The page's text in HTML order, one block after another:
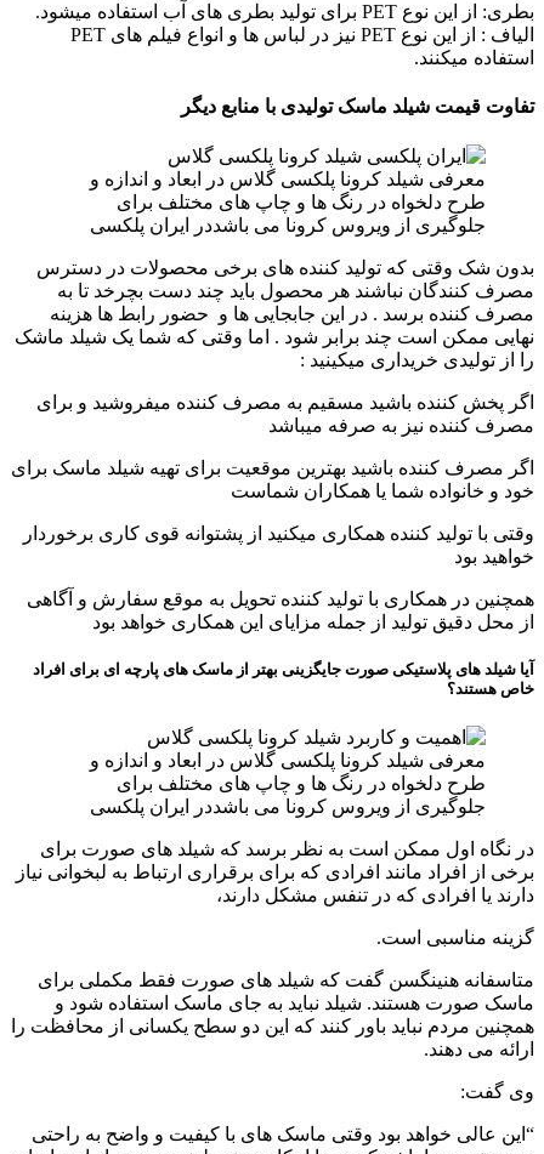
بطری: از این نوع PET برای تولید بطری های آب استفاده میشود.
الیاف : از این نوع PET نیز در لباس ها و انواع فیلم های PET
استفاده میکنند.
تفاوت قیمت شیلد ماسک تولیدی با منابع دیگر
معرفی شیلد کرونا پلکسی گلاس در ابعاد و اندازه و
طرح دلخواه در رنگ ها و چاپ های مختلف برای
جلوگیری از ویروس کرونا می باشددر ایران پلکسی
بدون شک وقتی که تولید کننده های برخی محصولات در دسترس
مصرف کنندگان نباشند هر محصول باید چند دست بچرخد تا به
مصرف کننده برسد . در این جابجایی ها و حضور رابط ها هزینه
نهایی ممکن است چند برابر شود . اما وقتی که شما یک شیلد ماشک
را از تولیدی خریداری میکینید :
اگر پخش کننده باشید مسقیم به مصرف کننده میفروشید و برای
مصرف کننده نیز به صرفه میباشد
اگر مصرف کننده باشید بهترین موقعیت برای تهیه شیلد ماسک برای
خود و خانواده شما یا همکاران شماست
وقتی با تولید کننده همکاری میکنید از پشتوانه قوی کاری برخوردار
خواهید بود
همچنین در همکاری با تولید کننده تحویل به موقع سفارش و آگاهی
از محل دقیق تولید از جمله مزایای این همکاری خواهد بود
آیا شیلد های پلاستیکی صورت جایگزینی بهتر از ماسک های پارچه ای برای افراد
خاص هستند؟
معرفی شیلد کرونا پلکسی گلاس در ابعاد و اندازه و
طرح دلخواه در رنگ ها و چاپ های مختلف برای
جلوگیری از ویروس کرونا می باشددر ایران پلکسی
در نگاه اول ممکن است به نظر برسد که شیلد های صورت برای
برخی از افراد مانند افرادی که برای برقراری ارتباط به لبخوانی نیاز
دارند یا افرادی که در تنفس مشکل دارند،
گزینه مناسبی است.
متاسفانه هنینگسن گفت که شیلد های صورت فقط مکملی برای
ماسک صورت هستند. شیلد نباید به جای ماسک استفاده شود و
همچنین مردم نباید باور کنند که این دو سطح یکسانی از محافظت را
ارائه می دهند.
وی گفت:
“این عالی خواهد بود وقتی ماسک های با کیفیت و واضح به راحتی